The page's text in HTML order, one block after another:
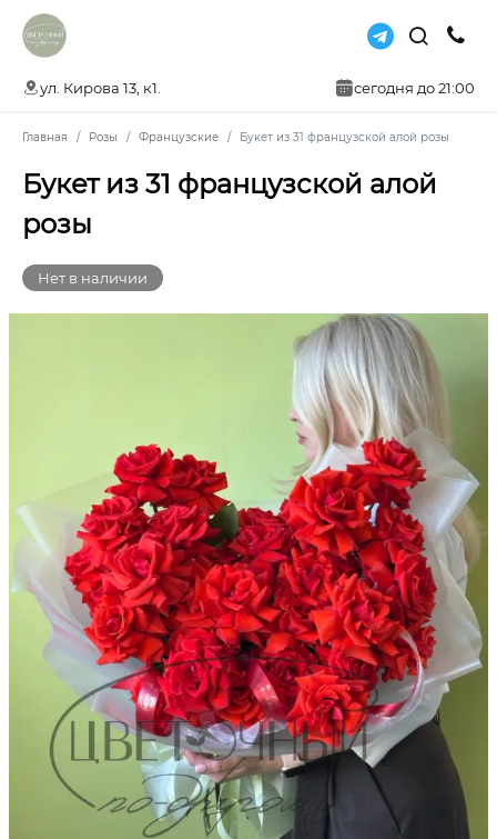
ул. Кирова 13, к1. сегодня до 21:00
Главная Розы Французские Букет из 31 французской алой розы
Букет из 31 французской алой
розы
Нет в наличии